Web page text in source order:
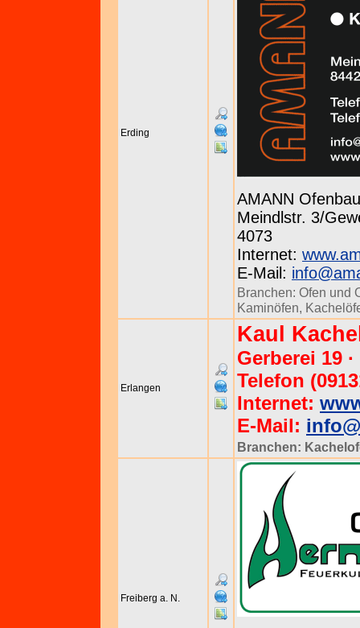
Erding
AMANN
Meindlstr. 3/
4073
Internet:
E-Mail:
Branchen: Ofen und
Kaminöfen,
Erlangen
Kaul
Gerberei 19
Telefon
Internet:
E-Mail:
Branchen:
Freiberg a. N.